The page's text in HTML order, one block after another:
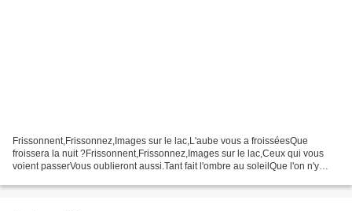
Frissonnent,Frissonnez,Images sur le lac,L'aube vous a froisséesQue
froissera la nuit ?Frissonnent,Frissonnez,Images sur le lac,Ceux qui vous
voient passerVous oublieront aussi.Tant fait l'ombre au soleilQue l'on n'y